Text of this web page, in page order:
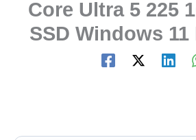
Core Ultra 5 225
SSD Windows